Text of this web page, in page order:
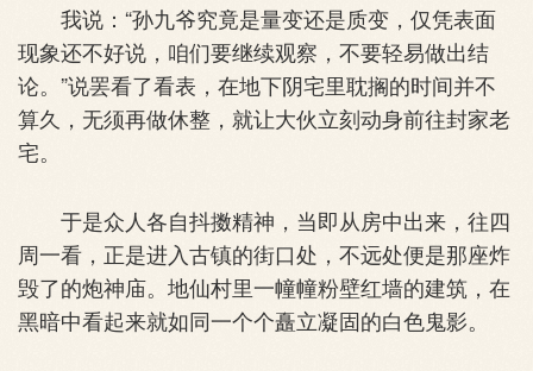
我说：“孙九爷究竟是量变还是质变，仅凭表面
现象还不好说，咱们要继续观察，不要轻易做出结
论。”说罢看了看表，在地下阴宅里耽搁的时间并不
算久，无须再做休整，就让大伙立刻动身前往封家老
宅。
于是众人各自抖擞精神，当即从房中出来，往四
周一看，正是进入古镇的街口处，不远处便是那座炸
毁了的炮神庙。地仙村里一幢幢粉壁红墙的建筑，在
黑暗中看起来就如同一个个矗立凝固的白色鬼影。